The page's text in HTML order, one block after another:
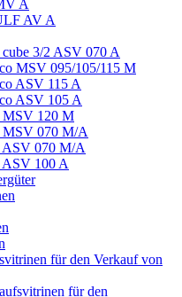
A
AV A
cube 3/2 ASV 070 A
MSV 095/105/115 M
ASV 115 A
ASV 105 A
MSV 120 M
MSV 070 M/A
ASV 070 M/A
ASV 100 A
für den Verkauf von
für den